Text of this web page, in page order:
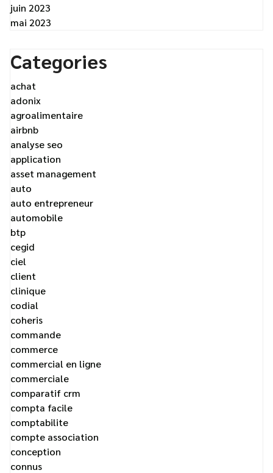
juin 2023
mai 2023
Categories
achat
adonix
agroalimentaire
airbnb
analyse seo
application
asset management
auto
auto entrepreneur
automobile
btp
cegid
ciel
client
clinique
codial
coheris
commande
commerce
commercial en ligne
commerciale
comparatif crm
compta facile
comptabilite
compte association
conception
connus